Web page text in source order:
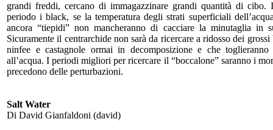
grandi freddi, cercano di immagazzinare grandi quantità di cibo.
periodo i black, se la temperatura degli strati superficiali
ancora “tiepidi” non mancheranno di cacciare la minutaglia in
Sicuramente il centrarchide non sarà da ricercare a ridosso dei
ninfee e castagnole ormai in decomposizione e che toglieranno
all’acqua. I periodi migliori per ricercare il “boccalone” saranno i
precedono delle perturbazioni.
Salt Water
Di David Gianfaldoni (david)